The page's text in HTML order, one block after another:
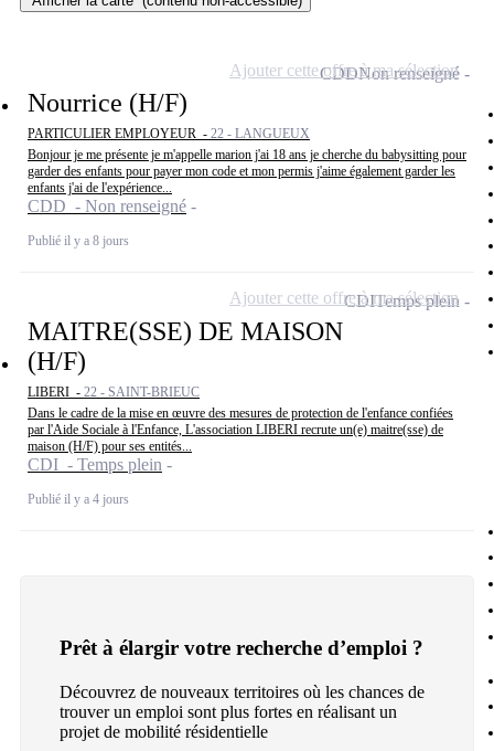
Nourrice (H/F)
PARTICULIER EMPLOYEUR - 22 - LANGUEUX
Bonjour je me présente je m'appelle marion j'ai 18 ans je cherche du babysitting pour
garder des enfants pour payer mon code et mon permis j'aime également garder les
enfants j'ai de l'expérience...
CDD - Non renseigné
Publié il y a 8 jours
CDDNon renseigné
Ajouter cette offre à ma sélection
MAITRE(SSE) DE MAISON
(H/F)
LIBERI - 22 - SAINT-BRIEUC
Dans le cadre de la mise en œuvre des mesures de protection de l'enfance confiées
par l'Aide Sociale à l'Enfance, L'association LIBERI recrute un(e) maitre(sse) de
maison (H/F) pour ses entités...
CDI - Temps plein
Publié il y a 4 jours
CDITemps plein
Ajouter cette offre à ma sélection
Prêt à élargir votre recherche d’emploi ?
Découvrez de nouveaux territoires où les chances de
trouver un emploi sont plus fortes en réalisant un
projet de mobilité résidentielle